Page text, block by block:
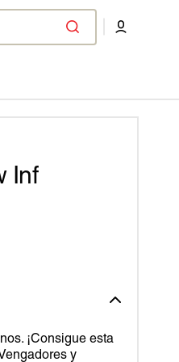
Inf
¡Consigue esta
y